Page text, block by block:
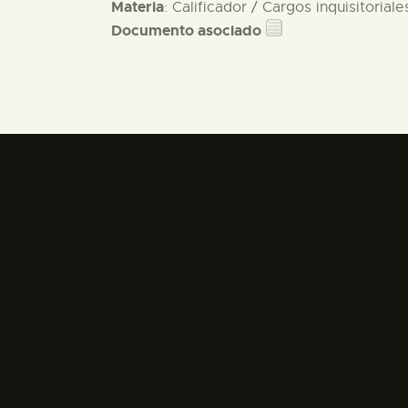
Materia: Calificador / Cargos
Documento asociado